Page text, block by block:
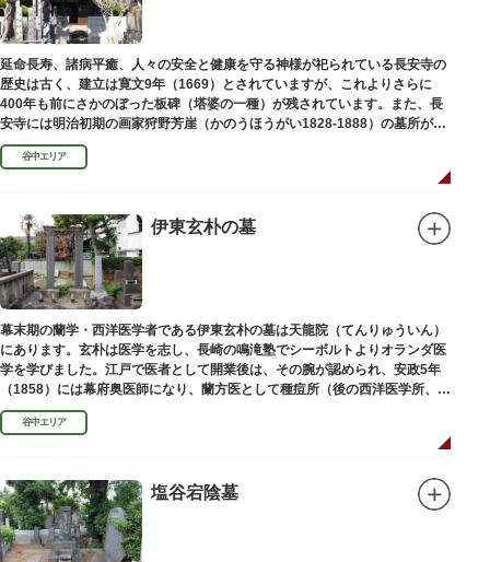
延命長寿、諸病平癒、人々の安全と健康を守る神様が祀られている長安寺の
歴史は古く、建立は寛文9年（1669）とされていますが、これよりさらに
400年も前にさかのぼった板碑（塔婆の一種）が残されています。また、長
安寺には明治初期の画家狩野芳崖（かのうほうがい1828-1888）の墓所があ
ります。
谷中エリア
伊東玄朴の墓
幕末期の蘭学・西洋医学者である伊東玄朴の墓は天龍院（てんりゅういん）
にあります。玄朴は医学を志し、長崎の鳴滝塾でシーボルトよりオランダ医
学を学びました。江戸で医者として開業後は、その腕が認められ、安政5年
（1858）には幕府奥医師になり、蘭方医として種痘所（後の西洋医学所、現
東京大学医学部）の開設などに尽力し、明治4年（1871）72歳で没しまし
た。谷中エリア
塩谷宕陰墓